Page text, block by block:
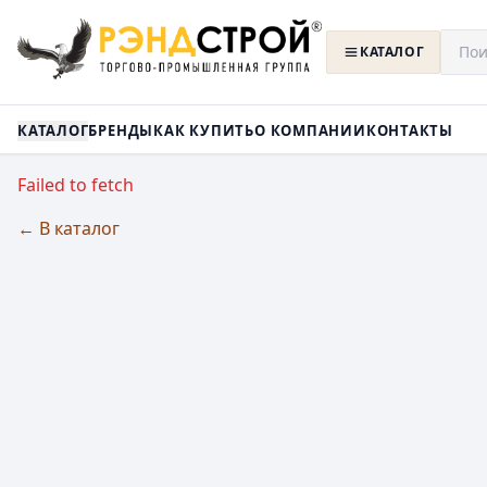
КАТАЛОГ
КАТАЛОГБРЕНДЫКАК КУПИТЬО КОМПАНИИКОНТАКТЫ
Failed to fetch
← В каталог